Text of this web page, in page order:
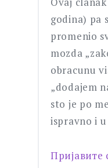
godina) pa
promenio
mozda
obracunu
„dodajem
sto je po
ispravno i
Пријавите